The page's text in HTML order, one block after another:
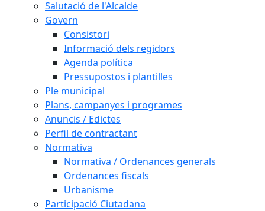
Salutació de l'Alcalde
Govern
Consistori
Informació dels regidors
Agenda política
Pressupostos i plantilles
Ple municipal
Plans, campanyes i programes
Anuncis / Edictes
Perfil de contractant
Normativa
Normativa / Ordenances generals
Ordenances fiscals
Urbanisme
Participació Ciutadana